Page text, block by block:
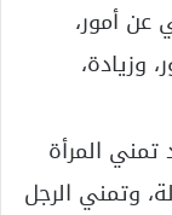
عن أمور،
وزيادة،
المرأة
وتمني الرجل